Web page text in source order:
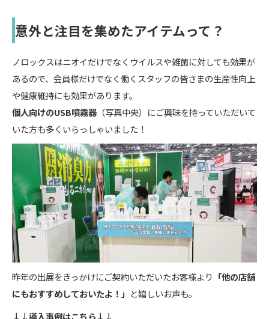
意外と注目を集めたアイテムって？
ノロックスはニオイだけでなくウイルスや雑菌に対しても効果が
あるので、会員様だけでなく働くスタッフの皆さまの生産性向上
や健康維持にも効果があります。
個人向けのUSB噴霧器（写真中央）にご興味を持っていただいて
いた方も多くいらっしゃいました！
昨年の出展をきっかけにご契約いただいたお客様より 「他の店舗
にもおすすめしておいたよ！」 と嬉しいお声も。
↓↓導入事例はこちら↓↓